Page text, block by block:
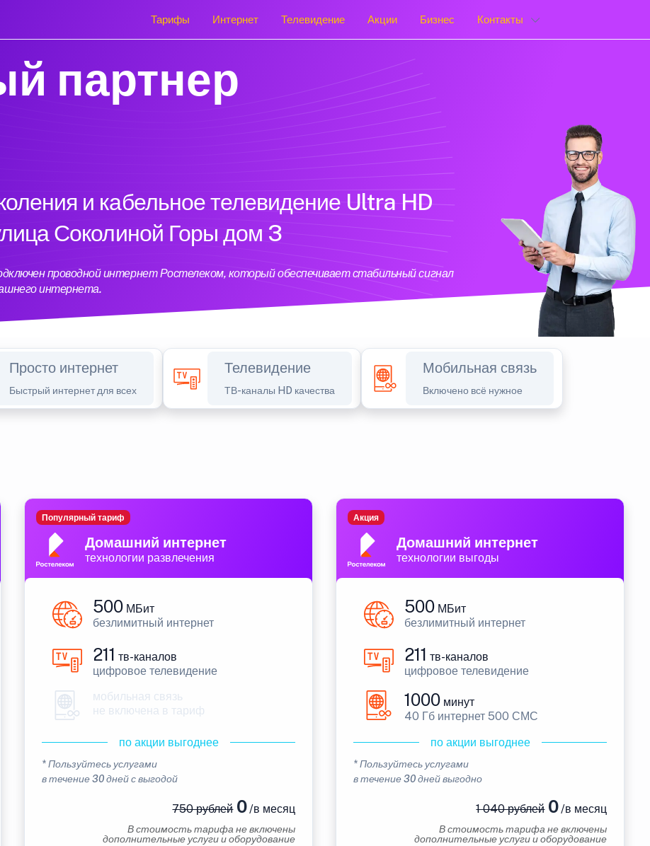
Тарифы Интернет Телевидение Акции Бизнес Контакты
партнер
и кабельное телевидение Ultra HD
Соколиной Горы дом 3
проводной интернет Ростелеком, который обеспечивает стабильный сигнал
интернета.
Просто интернет
Быстрый интернет для всех
Телевидение
ТВ-каналы HD качества
Мобильная связь
Включено всё нужное
Домашний интернет
технологии развлечения
Популярный тариф
500 МБит
безлимитный интернет
211 тв-каналов
цифровое телевидение
мобильная связь
не включена в тариф
по акции выгоднее
* Пользуйтесь услугами
в течение 30 дней с выгодой
750 рублей0/в месяц
В стоимость тарифа не включены
дополнительные услуги и оборудование
Домашний интернет
технологии выгоды
Акция
500 МБит
безлимитный интернет
211 тв-каналов
цифровое телевидение
1000 минут
40 Гб интернет 500 СМС
по акции выгоднее
* Пользуйтесь услугами
в течение 30 дней выгодно
1 040 рублей0/в месяц
В стоимость тарифа не включены
дополнительные услуги и оборудование